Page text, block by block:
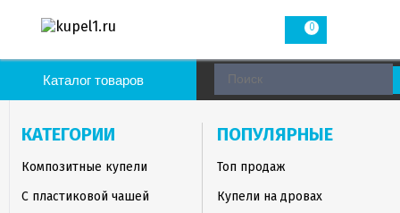
0
Каталог товаров
КАТЕГОРИИ
Композитные купели
С пластиковой чашей
ПОПУЛЯРНЫЕ
Топ продаж
Купели на дровах